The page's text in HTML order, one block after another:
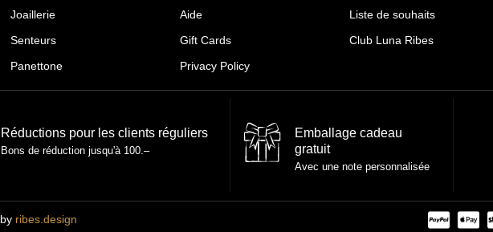
Joaillerie
Senteurs
Panettone
Aide
Gift Cards
Privacy Policy
Liste de souhaits
Club Luna Ribes
Réductions pour les clients réguliers
Bons de réduction jusqu'à 100.–
Emballage cadeau
gratuit
Avec une note personnalisée
ribes.design